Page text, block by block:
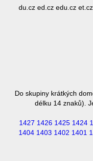
du.cz ed.cz edu.cz
Do skupiny krátkých
délku 14 znaků).
1427 1426 1425 1424
1404 1403 1402 1401